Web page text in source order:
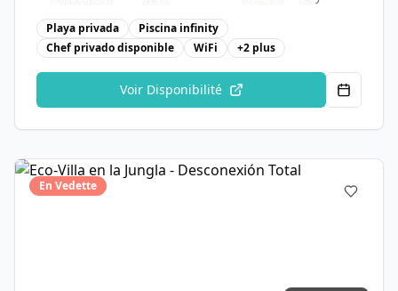
Playa privada
Piscina infinity
Chef privado disponible
WiFi +2 plus
Voir Disponibilité
En Vedette